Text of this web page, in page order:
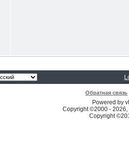
Обратная связь
Powered by
Copyright ©2000 -
Copyright